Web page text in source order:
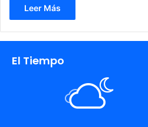
Leer Más
El Tiempo